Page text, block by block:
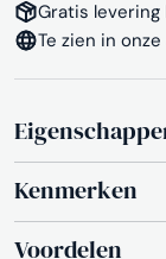
Gratis levering
Te zien in
Kenmerken
Voordelen